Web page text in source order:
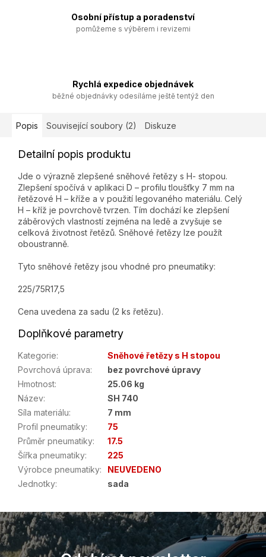
Osobní přístup a poradenství
pomůžeme s výběrem i revizemi
Rychlá expedice objednávek
běžné objednávky odesíláme ještě tentýž den
Popis Související soubory (2) Diskuze
Detailní popis produktu
Jde o výrazně zlepšené sněhové řetězy s H- stopou.
Zlepšení spočívá v aplikaci D – profilu tloušťky 7 mm na
řetězové H – kříže a v použití legovaného materiálu. Celý
H – kříž je povrchově tvrzen. Tím dochází ke zlepšení
záběrových vlastností zejména na ledě a zvyšuje se
celková životnost řetězů. Sněhové řetězy lze použít
oboustranně.
Tyto sněhové řetězy jsou vhodné pro pneumatiky:
225/75R17,5
Cena uvedena za sadu (2 ks řetězu).
Doplňkové parametry
Kategorie:
Sněhové řetězy s H stopou
Povrchová úprava:
bez povrchové úpravy
Hmotnost:
25.06 kg
Název:
SH 740
Síla materiálu:
7 mm
Profil pneumatiky:
75
Průměr pneumatiky:
17.5
Šířka pneumatiky:
225
Výrobce pneumatiky:
NEUVEDENO
Jednotky: sada
Z
á
p